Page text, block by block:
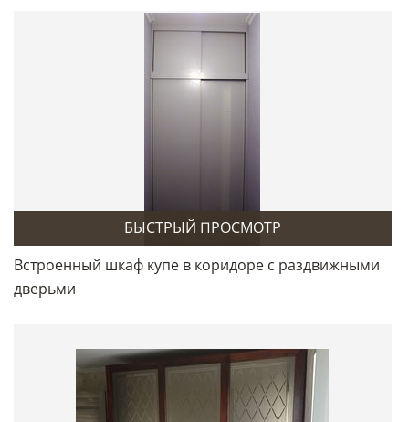
БЫСТРЫЙ ПРОСМОТР
Встроенный шкаф купе в коридоре с раздвижными
дверьми